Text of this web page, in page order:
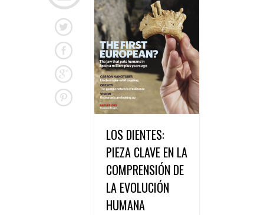
LOS DIENTES:
PIEZA CLAVE EN LA
COMPRENSIÓN DE
LA EVOLUCIÓN
HUMANA